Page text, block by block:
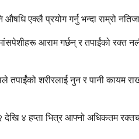
एक्लै प्रयोग गर्नु भन्दा राम्रो
आराम गर्छन् र तपाईंको रक्त
तपाईंको शरीरलाई नुन र पानी कायम
देखि ४ हप्ता भित्र आफ्नो अधिकतम